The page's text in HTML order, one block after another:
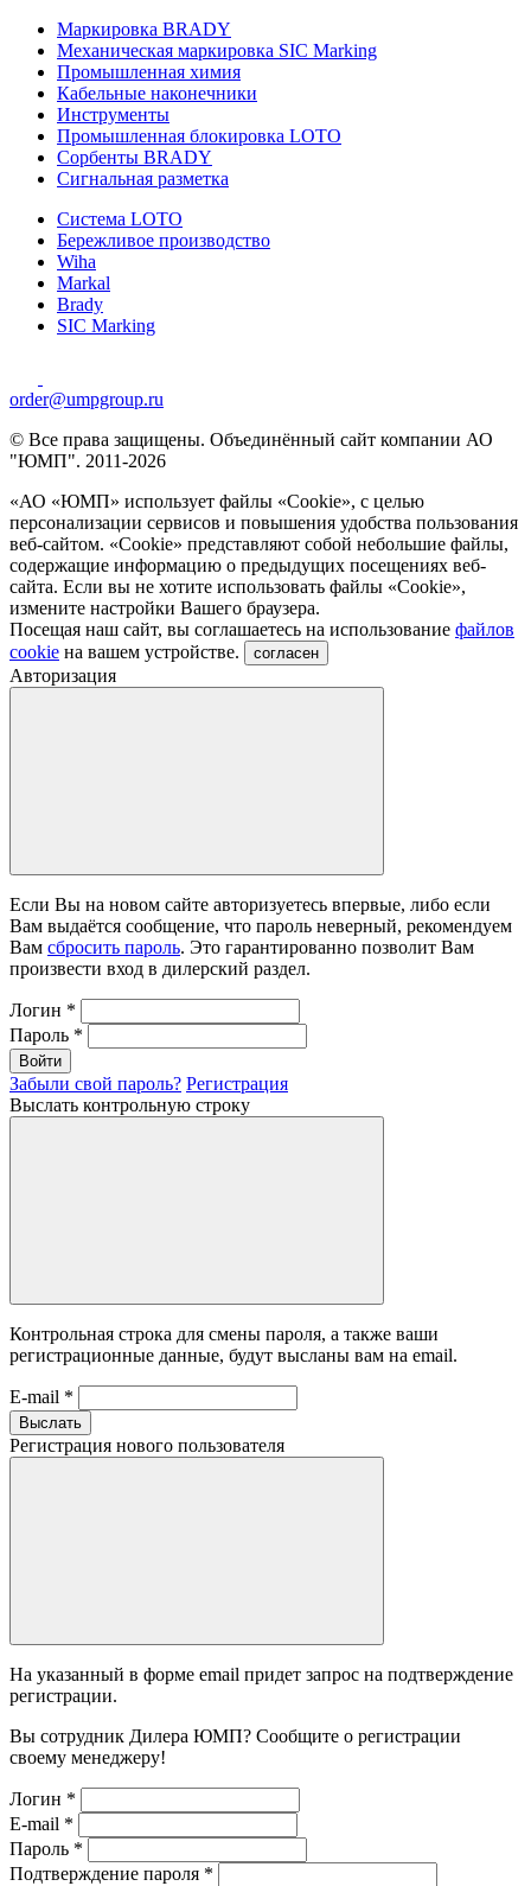
Маркировка BRADY
Механическая маркировка SIC Marking
Промышленная химия
Кабельные наконечники
Инструменты
Промышленная блокировка LOTO
Сорбенты BRADY
Сигнальная разметка
Система LOTO
Бережливое производство
Wiha
Markal
Brady
SIC Marking
order@umpgroup.ru
© Все права защищены. Объединённый сайт компании АО
"ЮМП". 2011-2026
«АО «ЮМП» использует файлы «Сookie», с целью
персонализации сервисов и повышения удобства пользования
веб-сайтом. «Cookie» представляют собой небольшие файлы,
содержащие информацию о предыдущих посещениях веб-
сайта. Если вы не хотите использовать файлы «Сookie»,
измените настройки Вашего браузера.
Посещая наш сайт, вы соглашаетесь на использование файлов
cookie на вашем устройстве. согласен
Авторизация
Если Вы на новом сайте авторизуетесь впервые, либо если
Вам выдаётся сообщение, что пароль неверный, рекомендуем
Вам сбросить пароль. Это гарантированно позволит Вам
произвести вход в дилерский раздел.
Логин *
Пароль *
Войти
Забыли свой пароль? Регистрация
Выслать контрольную строку
Контрольная строка для смены пароля, а также ваши
регистрационные данные, будут высланы вам на email.
E-mail *
Выслать
Регистрация нового пользователя
На указанный в форме email придет запрос на подтверждение
регистрации.
Вы сотрудник Дилера ЮМП? Сообщите о регистрации
своему менеджеру!
Логин *
E-mail *
Пароль *
Подтверждение пароля *